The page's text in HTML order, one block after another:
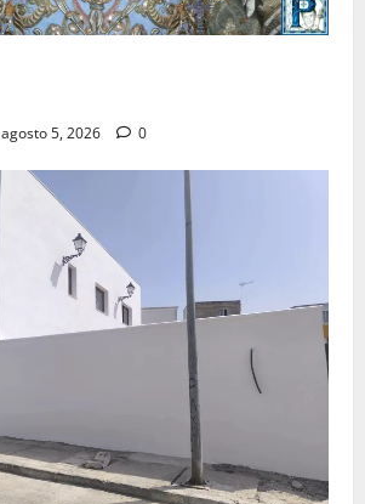
agosto 5, 2026 0